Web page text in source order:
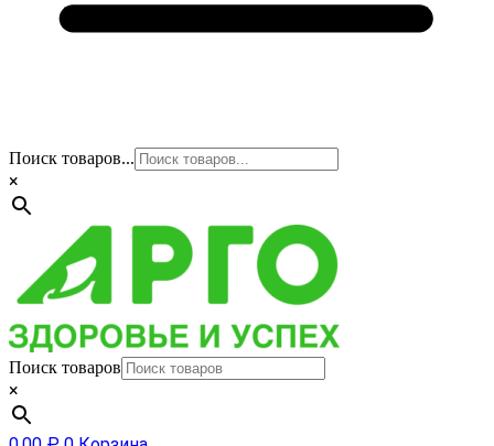
Поиск товаров...
×
Поиск товаров
×